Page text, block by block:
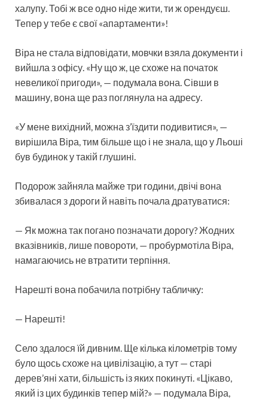
халупу. Тобі ж все одно ніде жити, ти ж орендуєш.
Тепер у тебе є свої «апартаменти»!
Віра не стала відповідати, мовчки взяла документи і
вийшла з офісу. «Ну що ж, це схоже на початок
невеликої пригоди», — подумала вона. Сівши в
машину, вона ще раз поглянула на адресу.
«У мене вихідний, можна з’їздити подивитися», —
вирішила Віра, тим більше що і не знала, що у Льоші
був будинок у такій глушині.
Подорож зайняла майже три години, двічі вона
збивалася з дороги й навіть почала дратуватися:
— Як можна так погано позначати дорогу? Жодних
вказівників, лише повороти, — пробурмотіла Віра,
намагаючись не втратити терпіння.
Нарешті вона побачила потрібну табличку:
— Нарешті!
Село здалося їй дивним. Ще кілька кілометрів тому
було щось схоже на цивілізацію, а тут — старі
дерев’яні хати, більшість із яких покинуті. «Цікаво,
який із цих будинків тепер мій?» — подумала Віра,